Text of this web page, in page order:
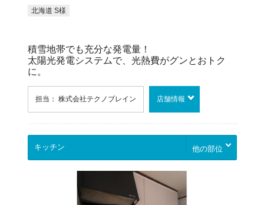
北海道 S様
積雪地帯でも充分な発電量！
太陽光発電システムで、光熱費がグンとおトク
に。
担当： 株式会社テクノブレイン 店舗情報
他の部位